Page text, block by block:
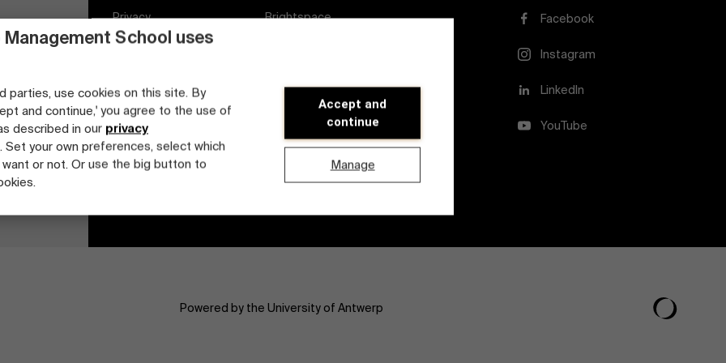
School uses
parties, use cookies on this site. By
and continue,' you agree to the use of
described in our privacy
. Set your own preferences, select which
or not. Or use the big button to
Accept and
continue
Manage
Privacy
Cookieverklaring
Studenten login
Brightspace
Diversiteits- en
Inclusieplan
Facebook
Instagram
LinkedIn
YouTube
Powered by the University of Antwerp